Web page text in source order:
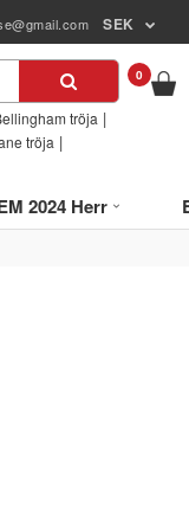
SEK
tröja |
tröja |
0
2024 Herr